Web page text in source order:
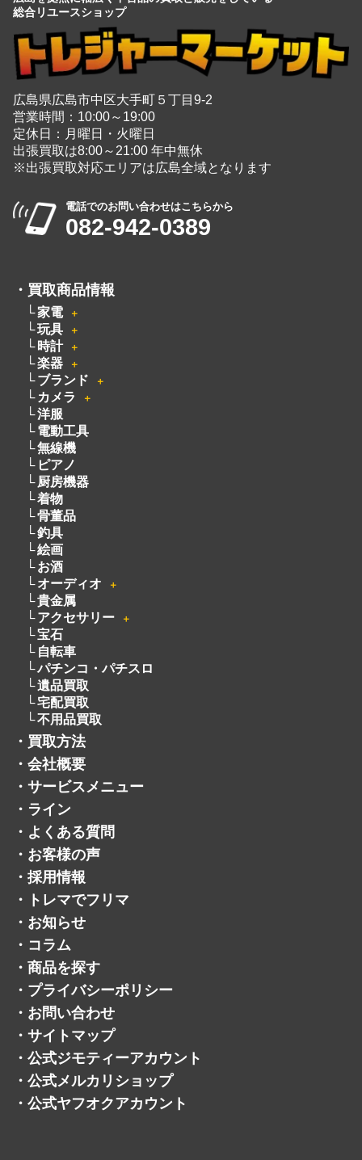
総合リユースショップ
広島県広島市中区大手町５丁目9-2
営業時間：10:00～19:00
定休日：月曜日・火曜日
出張買取は8:00～21:00 年中無休
※出張買取対応エリアは広島全域となります
電話でのお問い合わせはこちらから
082-942-0389
・ 買取商品情報
家電 ＋
玩具 ＋
時計 ＋
楽器 ＋
ブランド ＋
カメラ ＋
洋服
電動工具
無線機
ピアノ
厨房機器
着物
骨董品
釣具
絵画
お酒
オーディオ
＋
貴金属
アクセサリー
＋
宝石
自転車
パチンコ・パチスロ
遺品買取
宅配買取
不用品買取
・ 買取方法
・ 会社概要
・ サービスメニュー
・ ライン
・ よくある質問
・ お客様の声
・ 採用情報
・
トレマでフリマ
・ お知らせ
・ コラム
・ 商品を探す
・ プライバシーポリシー
・ お問い合わせ
・ サイトマップ
・ 公式ジモティーアカウント
・ 公式メルカリショップ
・ 公式ヤフオクアカウント